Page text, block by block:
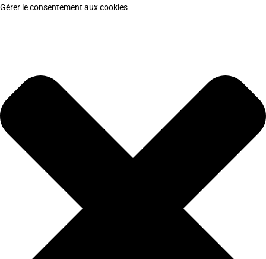
Gérer le consentement aux cookies